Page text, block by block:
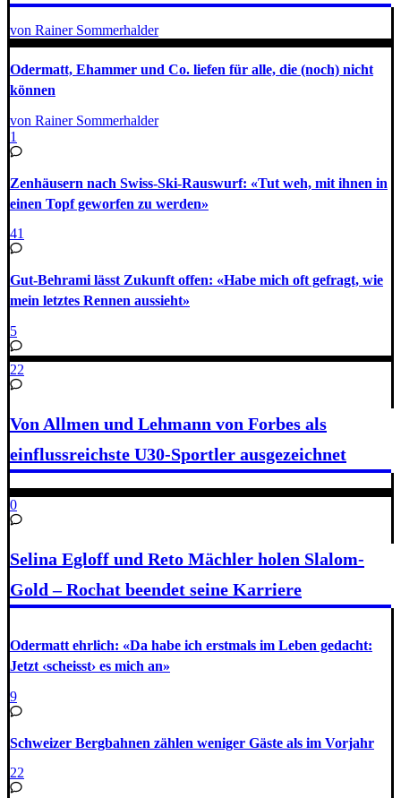
von Rainer Sommerhalder
Odermatt, Ehammer und Co. liefen für alle, die (noch) nicht
können
von Rainer Sommerhalder
1
Zenhäusern nach Swiss-Ski-Rauswurf: «Tut weh, mit ihnen in
einen Topf geworfen zu werden»
41
Gut-Behrami lässt Zukunft offen: «Habe mich oft gefragt, wie
mein letztes Rennen aussieht»
5
22
Von Allmen und Lehmann von Forbes als
einflussreichste U30-Sportler ausgezeichnet
0
Selina Egloff und Reto Mächler holen Slalom-
Gold – Rochat beendet seine Karriere
Odermatt ehrlich: «Da habe ich erstmals im Leben gedacht:
Jetzt ‹scheisst› es mich an»
9
Schweizer Bergbahnen zählen weniger Gäste als im Vorjahr
22